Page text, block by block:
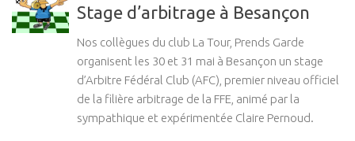
Stage d’arbitrage à Besançon
Nos collègues du club La Tour, Prends Garde
organisent les 30 et 31 mai à Besançon un stage
d’Arbitre Fédéral Club (AFC), premier niveau officiel
de la filière arbitrage de la FFE, animé par la
sympathique et expérimentée Claire Pernoud.